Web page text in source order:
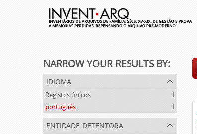
NARROW YOUR RESULTS BY:
idioma
Registos únicos
1
português
1
entidade detentora